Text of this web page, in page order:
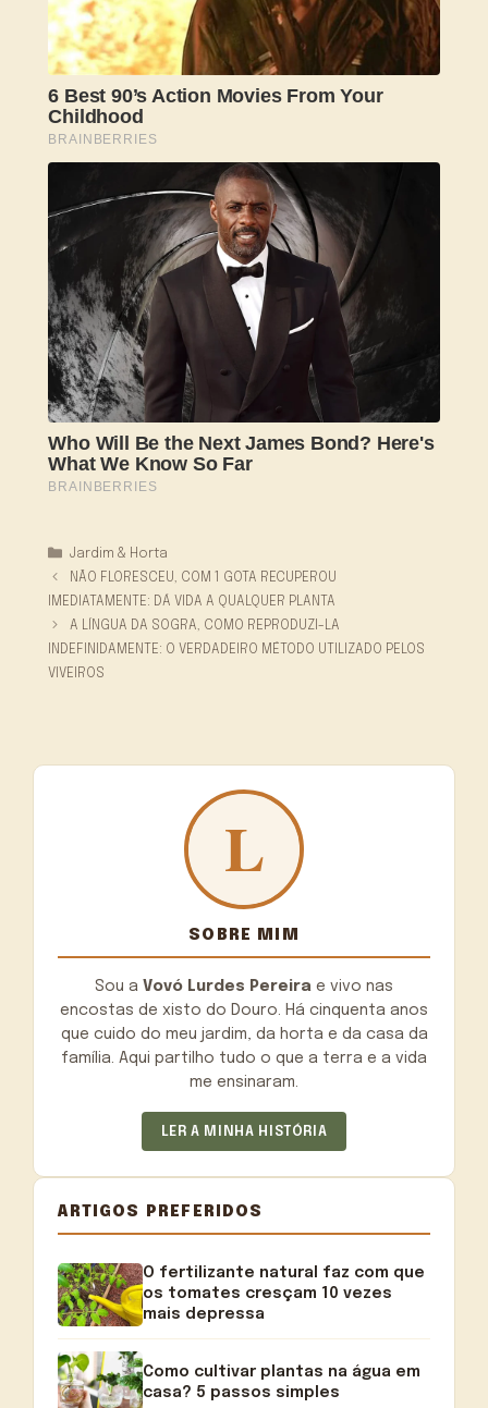
Categorias
Jardim & Horta
NÃO FLORESCEU, COM 1 GOTA RECUPEROU
IMEDIATAMENTE: DÁ VIDA A QUALQUER PLANTA
A LÍNGUA DA SOGRA, COMO REPRODUZI-LA
INDEFINIDAMENTE: O VERDADEIRO MÉTODO UTILIZADO PELOS
VIVEIROS
SOBRE MIM
Sou a Vovó Lurdes Pereira e vivo nas
encostas de xisto do Douro. Há cinquenta anos
que cuido do meu jardim, da horta e da casa da
família. Aqui partilho tudo o que a terra e a vida
me ensinaram.
LER A MINHA HISTÓRIA
ARTIGOS PREFERIDOS
O fertilizante natural faz com que
os tomates cresçam 10 vezes
mais depressa
Como cultivar plantas na água em
casa? 5 passos simples